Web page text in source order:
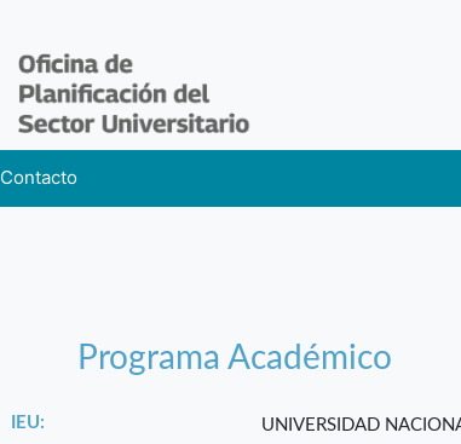
Contacto
Programa Académico
IEU: UNIVERSIDAD